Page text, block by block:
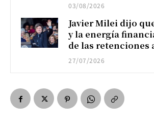
03/08/2026
Javier Milei dijo
y la energía
de las retenciones
27/07/2026